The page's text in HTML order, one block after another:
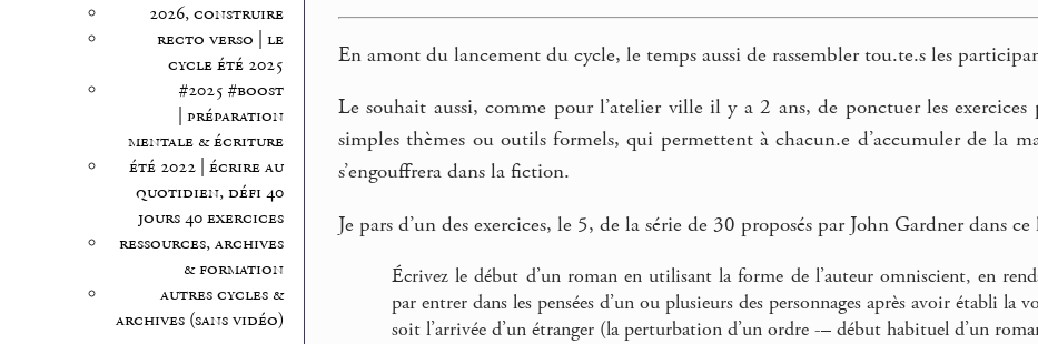
2026, construire
recto verso | le
cycle été 2025
#2025 #boost
| préparation
mentale & écriture
été 2022 | écrire au
quotidien, défi 40
jours 40 exercices
ressources, archives
& formation
autres cycles &
archives (sans vidéo)
En amont du lancement du cycle, le temps aussi de rassembler tou.te.s les
Le souhait aussi, comme pour l’atelier ville il y a 2 ans, de ponctuer les exercices
simples thèmes ou outils formels, qui permettent à chacun.e d’accumuler de la
s’engouffrera dans la fiction.
Je pars d’un des exercices, le 5, de la série de 30 proposés par John Gardner dans
Écrivez le début d’un roman en utilisant la forme de l’auteur omniscient, en
par entrer dans les pensées d’un ou plusieurs des personnages après avoir établi
soit l’arrivée d’un étranger (la perturbation d’un ordre -– début habituel d’un